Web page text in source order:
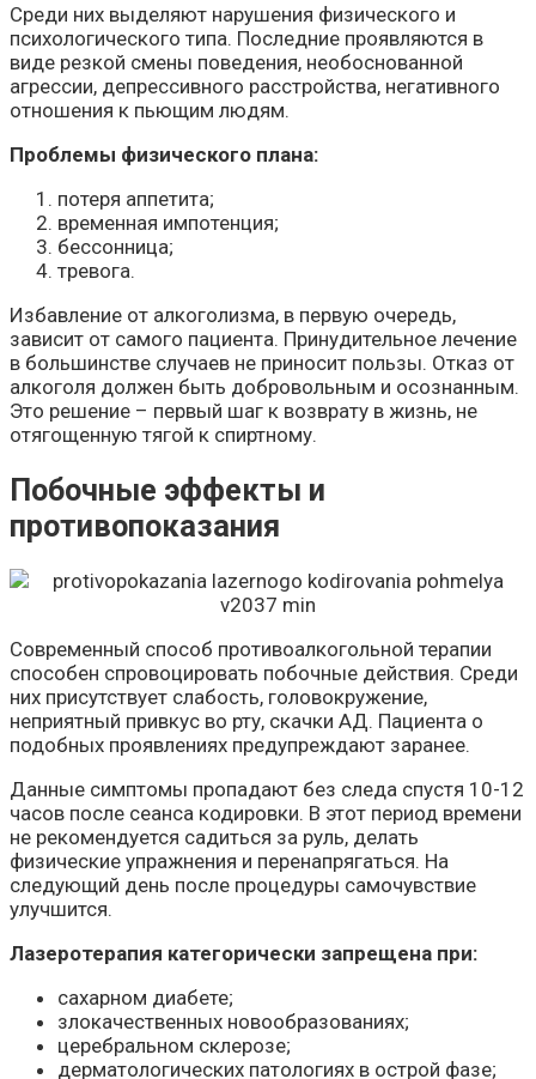
Среди них выделяют нарушения физического и
психологического типа. Последние проявляются в
виде резкой смены поведения, необоснованной
агрессии, депрессивного расстройства, негативного
отношения к пьющим людям.
Проблемы физического плана:
потеря аппетита;
временная импотенция;
бессонница;
тревога.
Избавление от алкоголизма, в первую очередь,
зависит от самого пациента. Принудительное лечение
в большинстве случаев не приносит пользы. Отказ от
алкоголя должен быть добровольным и осознанным.
Это решение – первый шаг к возврату в жизнь, не
отягощенную тягой к спиртному.
Побочные эффекты и
противопоказания
Современный способ противоалкогольной терапии
способен спровоцировать побочные действия. Среди
них присутствует слабость, головокружение,
неприятный привкус во рту, скачки АД. Пациента о
подобных проявлениях предупреждают заранее.
Данные симптомы пропадают без следа спустя 10-12
часов после сеанса кодировки. В этот период времени
не рекомендуется садиться за руль, делать
физические упражнения и перенапрягаться. На
следующий день после процедуры самочувствие
улучшится.
Лазеротерапия категорически запрещена при:
сахарном диабете;
злокачественных новообразованиях;
церебральном склерозе;
дерматологических патологиях в острой фазе;